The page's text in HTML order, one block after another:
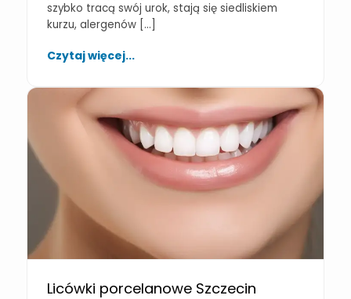
szybko tracą swój urok, stają się siedliskiem
kurzu, alergenów […]
Czytaj więcej...
Licówki porcelanowe Szczecin